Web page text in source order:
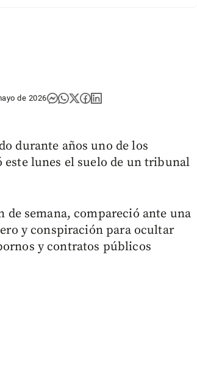
de 2026
durante años uno de los
lunes el suelo de un tribunal
de semana, compareció ante una
y conspiración para ocultar
y contratos públicos